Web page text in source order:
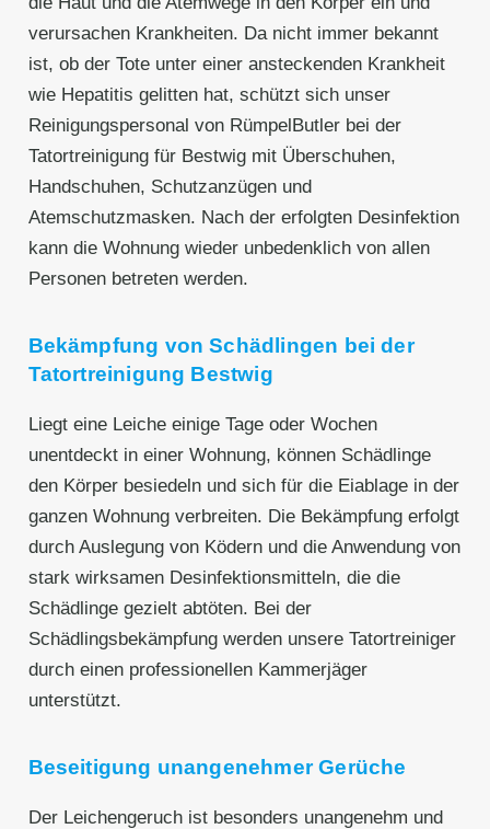
verursachen Krankheiten. Da nicht immer bekannt
ist, ob der Tote unter einer ansteckenden Krankheit
wie Hepatitis gelitten hat, schützt sich unser
Reinigungspersonal von RümpelButler bei der
Tatortreinigung für Bestwig mit Überschuhen,
Handschuhen, Schutzanzügen und
Atemschutzmasken. Nach der erfolgten Desinfektion
kann die Wohnung wieder unbedenklich von allen
Personen betreten werden.
Bekämpfung von Schädlingen bei der
Tatortreinigung Bestwig
Liegt eine Leiche einige Tage oder Wochen
unentdeckt in einer Wohnung, können Schädlinge
den Körper besiedeln und sich für die Eiablage in der
ganzen Wohnung verbreiten. Die Bekämpfung erfolgt
durch Auslegung von Ködern und die Anwendung von
stark wirksamen Desinfektionsmitteln, die die
Schädlinge gezielt abtöten. Bei der
Schädlingsbekämpfung werden unsere Tatortreiniger
durch einen professionellen Kammerjäger
unterstützt.
Beseitigung unangenehmer Gerüche
Der Leichengeruch ist besonders unangenehm und